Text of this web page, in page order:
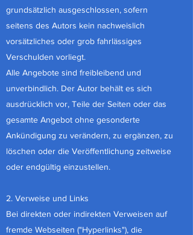
grundsätzlich ausgeschlossen, sofern
seitens des Autors kein nachweislich
vorsätzliches oder grob fahrlässiges
Verschulden vorliegt.
Alle Angebote sind freibleibend und
unverbindlich. Der Autor behält es sich
ausdrücklich vor, Teile der Seiten oder das
gesamte Angebot ohne gesonderte
Ankündigung zu verändern, zu ergänzen, zu
löschen oder die Veröffentlichung zeitweise
oder endgültig einzustellen.
2. Verweise und Links
Bei direkten oder indirekten Verweisen auf
fremde Webseiten ("Hyperlinks"), die